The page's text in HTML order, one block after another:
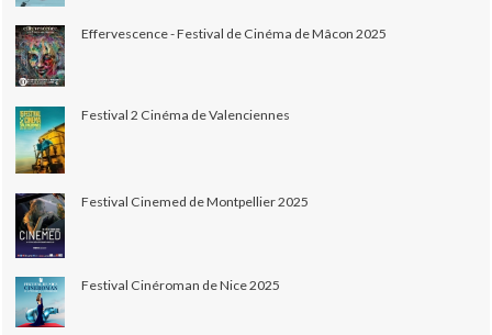
Effervescence - Festival de Cinéma de Mâcon 2025
Festival 2 Cinéma de Valenciennes
Festival Cinemed de Montpellier 2025
Festival Cinéroman de Nice 2025